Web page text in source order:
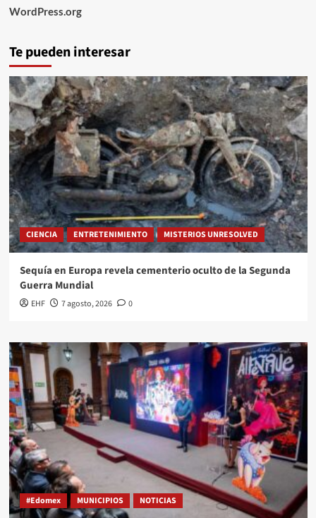
WordPress.org
Te pueden interesar
CIENCIA ENTRETENIMIENTO MISTERIOS UNRESOLVED
Sequía en Europa revela cementerio oculto de la Segunda
Guerra Mundial
EHF 7 agosto, 2026 0
#Edomex MUNICIPIOS NOTICIAS